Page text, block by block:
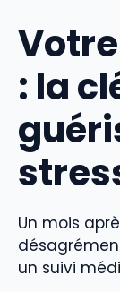
Votre
: la
Un mois
un suivi